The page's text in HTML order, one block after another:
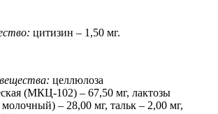
цитизин – 1,50 мг.
целлюлоза
(МКЦ-102) – 67,50 мг, лактозы
– 28,00 мг, тальк – 2,00 мг,